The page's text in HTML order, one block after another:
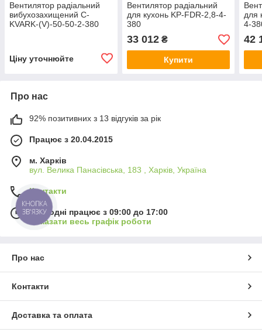
Вентилятор радіальний
вибухозахищений C-
KVARK-(V)-50-50-2-380
Ціну уточнюйте
Вентилятор радіальний
для кухонь KP-FDR-2,8-4-
380
33 012₴
Купити
для
4-
42
Про нас
92% позитивних з 13 відгуків за рік
Працює з 20.04.2015
м. Харків
вул. Велика Панасівська, 183 , Харків, Україна
Контакти
Сьогодні працює з 09:00 до 17:00
Показати весь графік роботи
Про нас
Контакти
Доставка та оплата
КНОПКА
ЗВ'ЯЗКУ